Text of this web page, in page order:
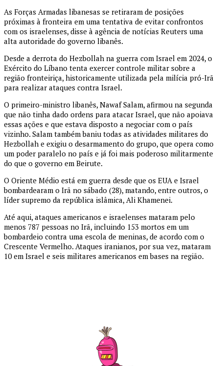
As Forças Armadas libanesas se retiraram de posições
próximas à fronteira em uma tentativa de evitar confrontos
com os israelenses, disse à agência de notícias Reuters uma
alta autoridade do governo libanês.
Desde a derrota do Hezbollah na guerra com Israel em 2024, o
Exército do Líbano tenta exercer controle militar sobre a
região fronteiriça, historicamente utilizada pela milícia pró-Irã
para realizar ataques contra Israel.
O primeiro-ministro libanês, Nawaf Salam, afirmou na segunda
que não tinha dado ordens para atacar Israel, que não apoiava
essas ações e que estava disposto a negociar com o país
vizinho. Salam também baniu todas as atividades militares do
Hezbollah e exigiu o desarmamento do grupo, que opera como
um poder paralelo no país e já foi mais poderoso militarmente
do que o governo em Beirute.
O Oriente Médio está em guerra desde que os EUA e Israel
bombardearam o Irã no sábado (28), matando, entre outros, o
líder supremo da república islâmica, Ali Khamenei.
Até aqui, ataques americanos e israelenses mataram pelo
menos 787 pessoas no Irã, incluindo 153 mortos em um
bombardeio contra uma escola de meninas, de acordo com o
Crescente Vermelho. Ataques iranianos, por sua vez, mataram
10 em Israel e seis militares americanos em bases na região.